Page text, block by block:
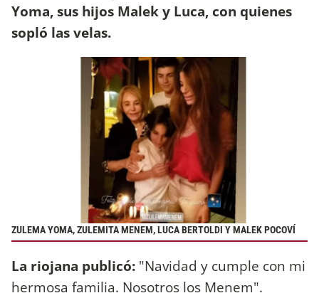
Yoma, sus hijos Malek y Luca, con quienes
sopló las velas.
ZULEMA YOMA, ZULEMITA MENEM, LUCA BERTOLDI Y MALEK POCOVÍ
La riojana publicó: "Navidad y cumple con mi
hermosa familia. Nosotros los Menem".